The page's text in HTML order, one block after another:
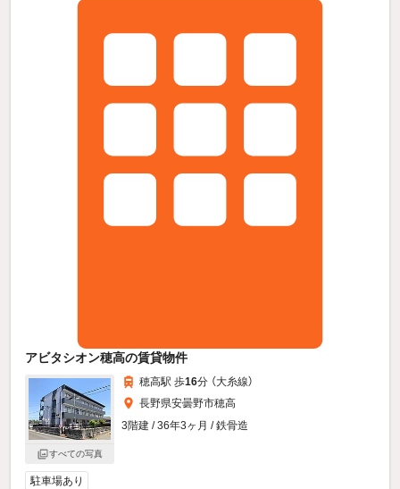
アビタシオン穂高の賃貸物件
すべての写真
穂高駅 歩16分 （大糸線）
長野県安曇野市穂高
3階建 / 36年3ヶ月 / 鉄骨造
駐車場あり